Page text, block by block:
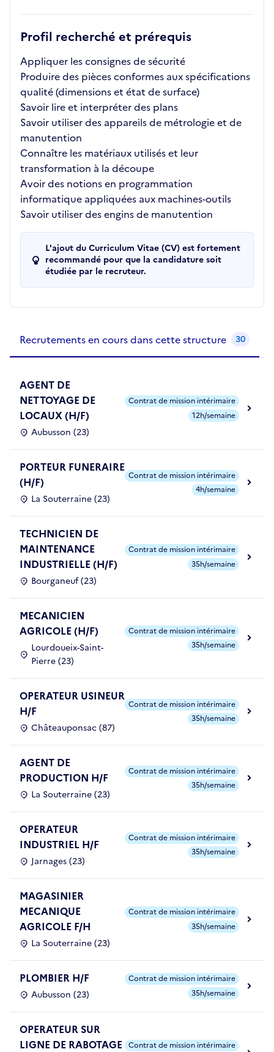
Profil recherché et prérequis
Appliquer les consignes de sécurité
Produire des pièces conformes aux spécifications
qualité (dimensions et état de surface)
Savoir lire et interpréter des plans
Savoir utiliser des appareils de métrologie et de
manutention
Connaître les matériaux utilisés et leur
transformation à la découpe
Avoir des notions en programmation
informatique appliquées aux machines-outils
Savoir utiliser des engins de manutention
L'ajout du Curriculum Vitae (CV) est fortement
recommandé pour que la candidature soit
étudiée par le recruteur.
Recrutements en cours dans cette structure 30
AGENT DE
NETTOYAGE DE
LOCAUX (H/F)
Aubusson (23)
Contrat de mission intérimaire
12h/semaine
PORTEUR FUNERAIRE
(H/F)
La Souterraine (23)
Contrat de mission intérimaire
4h/semaine
TECHNICIEN DE
MAINTENANCE
INDUSTRIELLE (H/F)
Bourganeuf (23)
Contrat de mission intérimaire
35h/semaine
MECANICIEN
AGRICOLE (H/F)
Lourdoueix-Saint-
Pierre (23)
Contrat de mission intérimaire
35h/semaine
OPERATEUR USINEUR
H/F
Châteauponsac (87)
Contrat de mission intérimaire
35h/semaine
AGENT DE
PRODUCTION H/F
La Souterraine (23)
Contrat de mission intérimaire
35h/semaine
OPERATEUR
INDUSTRIEL H/F
Jarnages (23)
Contrat de mission intérimaire
35h/semaine
MAGASINIER
MECANIQUE
AGRICOLE F/H
La Souterraine (23)
Contrat de mission intérimaire
35h/semaine
PLOMBIER H/F
Aubusson (23)
Contrat de mission intérimaire
35h/semaine
OPERATEUR SUR
LIGNE DE RABOTAGE Contrat de mission intérimaire